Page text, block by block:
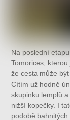
Na poslední
Tomorices,
že cesta může
Cítím už hodně
skupinku lemplů
nižší kopečky. I
podobě